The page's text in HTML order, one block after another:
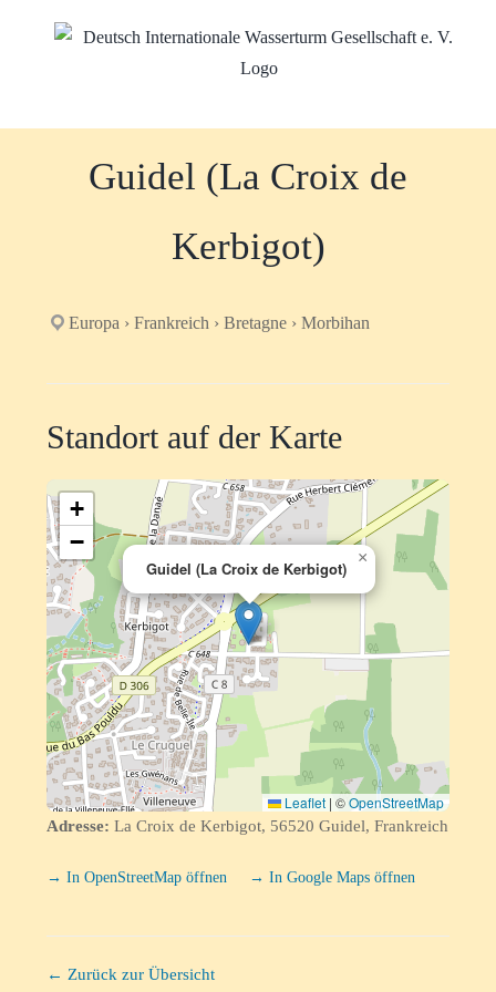
Guidel (La Croix de
Kerbigot)
Europa › Frankreich › Bretagne › Morbihan
Standort auf der Karte
Guidel (La Croix de Kerbigot)
×
+
−
Leaflet | ©OpenStreetMap
Adresse: La Croix de Kerbigot, 56520 Guidel, Frankreich
→ In OpenStreetMap öffnen → In Google Maps öffnen
← Zurück zur Übersicht